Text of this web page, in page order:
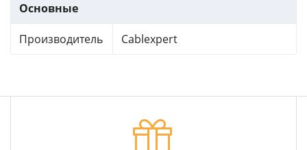
Основные
Производитель Cablexpert